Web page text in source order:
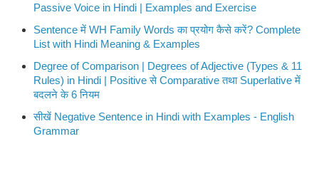
Passive Voice in Hindi | Examples and Exercise
Sentence में WH Family Words का प्रयोग कैसे करें? Complete
List with Hindi Meaning & Examples
Degree of Comparison | Degrees of Adjective (Types & 11
Rules) in Hindi | Positive से Comparative तथा Superlative में
बदलने के 6 नियम
सीखें Negative Sentence in Hindi with Examples - English
Grammar